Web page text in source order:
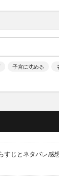
子宮に沈める
すじとネタバレ感